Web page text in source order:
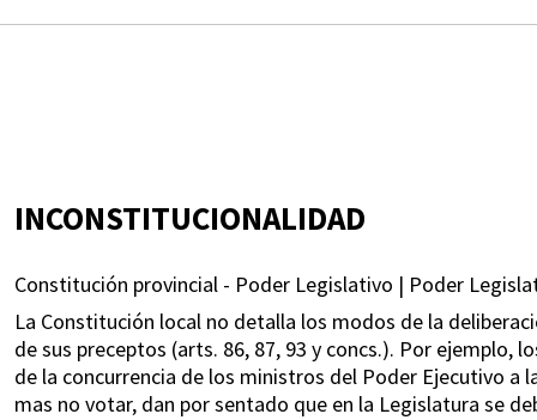
INCONSTITUCIONALIDAD
Constitución provincial - Poder Legislativo | Poder
La Constitución local no detalla los modos de la
de sus preceptos (arts. 86, 87, 93 y concs.). Por ejemplo,
de la concurrencia de los ministros del Poder Ejecutivo a
mas no votar, dan por sentado que en la Legislatura se